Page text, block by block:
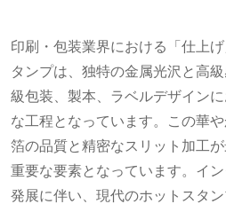
印刷・包装業界における「仕上
タンプは、独特の金属光沢と高
級包装、製本、ラベルデザイン
な工程となっています。この華
箔の品質と精密なスリット加工
重要な要素となっています。イ
発展に伴い、現代のホットスタ